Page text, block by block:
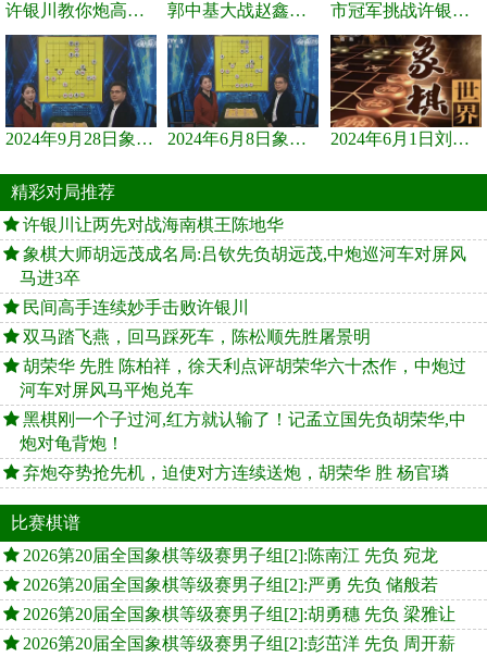
许银川教你炮高兵士象全如何赢士象全，简单四步即可 郭中基大战赵鑫鑫，许银川激情讲解 市冠军挑战许银川，急进中兵变化真激烈！
2024年9月28日象棋世界栏目，刘君、蒋川讲解了第九届杨官璘杯象棋... 2024年6月8日象棋世界，刘君、蒋川讲解了第九届杨官璘杯全国象棋... 2024年6月1日刘君、蒋川讲解第三届上海杯象棋大师赛谢靖与李少庚...
精彩对局推荐
许银川让两先对战海南棋王陈地华
象棋大师胡远茂成名局:吕钦先负胡远茂,中炮巡河车对屏风
马进3卒
民间高手连续妙手击败许银川
双马踏飞燕，回马踩死车，陈松顺先胜屠景明
胡荣华 先胜 陈柏祥，徐天利点评胡荣华六十杰作，中炮过
河车对屏风马平炮兑车
黑棋刚一个子过河,红方就认输了！记孟立国先负胡荣华,中
炮对龟背炮！
弃炮夺势抢先机，迫使对方连续送炮，胡荣华 胜 杨官璘
比赛棋谱
2026第20届全国象棋等级赛男子组[2]:陈南江 先负 宛龙
2026第20届全国象棋等级赛男子组[2]:严勇 先负 储般若
2026第20届全国象棋等级赛男子组[2]:胡勇穗 先负 梁雅让
2026第20届全国象棋等级赛男子组[2]:彭茁洋 先负 周开薪